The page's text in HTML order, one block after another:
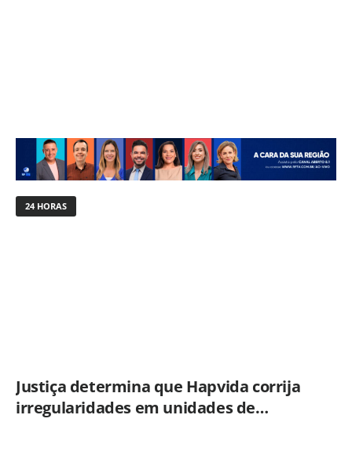
24 HORAS
Justiça determina que Hapvida corrija
irregularidades em unidades de